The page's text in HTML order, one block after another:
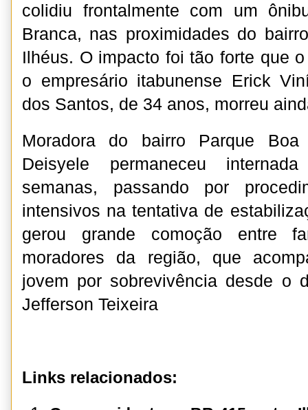
colidiu frontalmente com um
Branca, nas proximidades do
Ilhéus. O impacto foi tão forte que
o empresário itabunense Erick
dos Santos, de 34 anos, morreu
Moradora do bairro Parque
Deisyele permaneceu
semanas, passando por
intensivos na tentativa de
gerou grande comoção entre
moradores da região, que
jovem por sobrevivência desde o
Jefferson Teixeira
Links relacionados: